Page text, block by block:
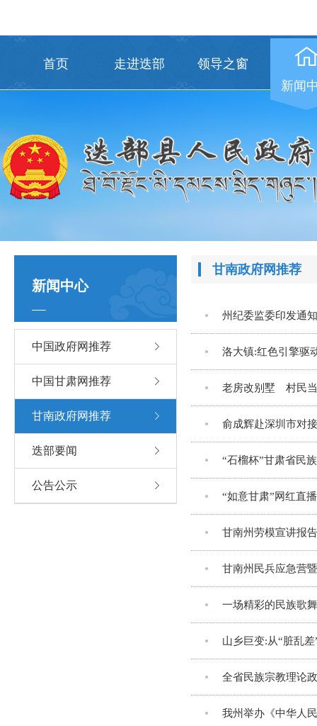
首页 走进迭部
领导之窗
新闻
新闻中心
中国政府网推荐
中国甘肃网推荐
甘南政府网推荐
迭部要闻
公告公示
甘南政府网推荐
州纪委监委印发通
洛大镇:红色引擎驱
老房改别墅 村民
俞成辉赴深圳市对
“石榴杯”甘肃省民
“如意甘肃”网红直
甘南州劳模宣讲报
甘南州民兵应急营
一场精彩的民族歌
山乡巨变:从“脏乱差
全省民族宗教理论
我州举办《中华人